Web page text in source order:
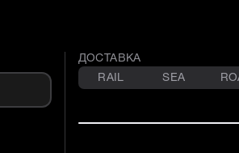
ДОСТАВКА
RAIL
SEA